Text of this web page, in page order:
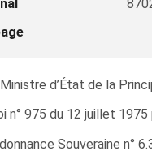
d’État de la
n° 975 du 12 juillet
Souveraine n°